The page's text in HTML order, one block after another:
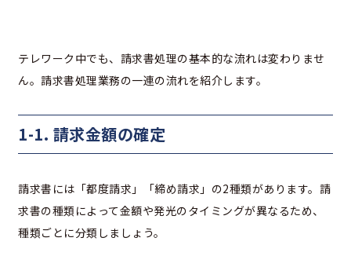
テレワーク中でも、請求書処理の基本的な流れは変わりませ
ん。請求書処理業務の一連の流れを紹介します。
1-1. 請求金額の確定
請求書には「都度請求」「締め請求」の2種類があります。請
求書の種類によって金額や発光のタイミングが異なるため、
種類ごとに分類しましょう。